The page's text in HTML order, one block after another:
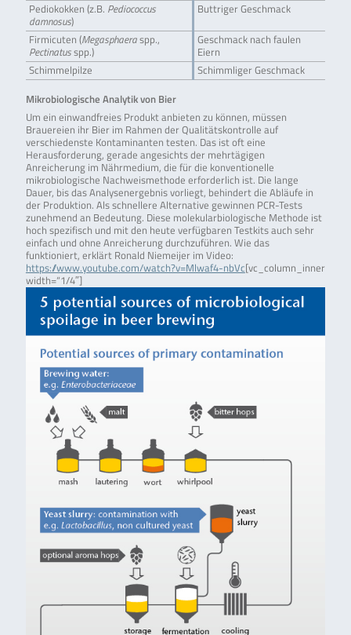
Pediokokken (z.B. Pediococcus
damnosus)
Buttriger Geschmack
Firmicuten (Megasphaeraspp.,
Pectinatusspp.)
Geschmack nach faulen
Eiern
Schimmelpilze
Schimmliger Geschmack
Mikrobiologische Analytik von Bier
Um ein einwandfreies Produkt anbieten zu können, müssen
Brauereien ihr Bier im Rahmen der Qualitätskontrolle auf
verschiedenste Kontaminanten testen. Das ist oft eine
Herausforderung, gerade angesichts der mehrtägigen
Anreicherung im Nährmedium, die für die konventionelle
mikrobiologische Nachweismethode erforderlich ist. Die lange
Dauer, bis das Analysenergebnis vorliegt, behindert die Abläufe in
der Produktion. Als schnellere Alternative gewinnen PCR-Tests
zunehmend an Bedeutung. Diese molekularbiologische Methode ist
hoch spezifisch und mit den heute verfügbaren Testkits auch sehr
einfach und ohne Anreicherung durchzuführen. Wie das
funktioniert, erklärt Ronald Niemeijer im Video:
https://www.youtube.com/watch?v=Mlwaf4-nbVc[vc_column_inner
width=“1/4″]